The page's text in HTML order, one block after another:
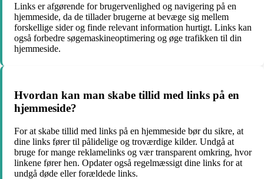
Links er afgørende for brugervenlighed og navigering på en
hjemmeside, da de tillader brugerne at bevæge sig mellem
forskellige sider og finde relevant information hurtigt. Links kan
også forbedre søgemaskineoptimering og øge trafikken til din
hjemmeside.
Hvordan kan man skabe tillid med links på en
hjemmeside?
For at skabe tillid med links på en hjemmeside bør du sikre, at
dine links fører til pålidelige og troværdige kilder. Undgå at
bruge for mange reklamelinks og vær transparent omkring, hvor
linkene fører hen. Opdater også regelmæssigt dine links for at
undgå døde eller forældede links.